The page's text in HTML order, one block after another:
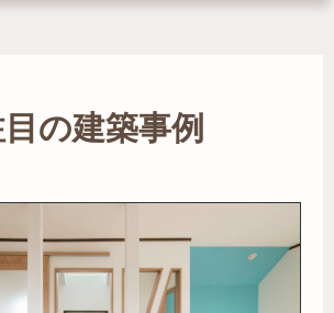
の建築事例